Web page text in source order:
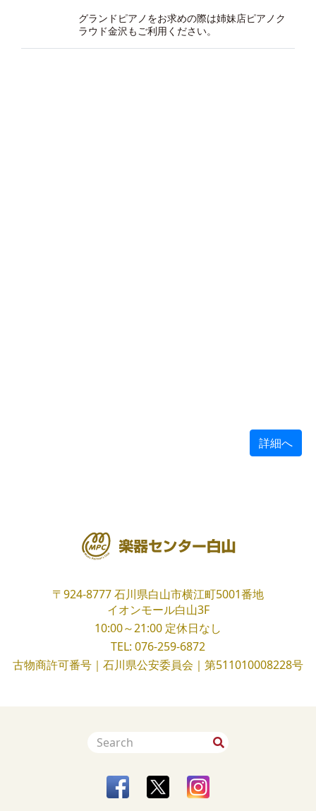
グランドピアノをお求めの際は姉妹店ピアノク
ラウド金沢 もご利用ください。
詳細へ
〒924-8777石川県白山市横江町5001番地
イオンモール白山3F
10:00～21:00 定休日なし
TEL: 076-259-6872
古物商許可番号｜石川県公安委員会｜第511010008228号